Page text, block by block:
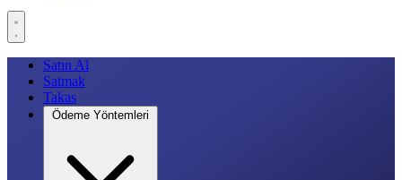
Satın Al
Satmak
Takas
Ödeme Yöntemleri